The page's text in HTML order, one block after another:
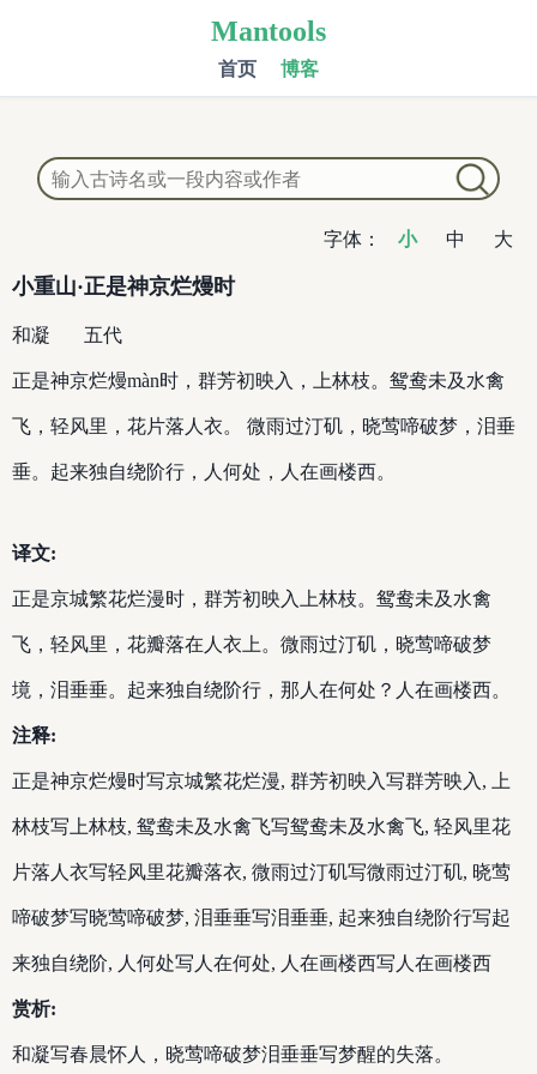
Mantools
首页 博客
字体： 小 中 大
小重山·正是神京烂熳时
和凝 五代
正是神京烂熳màn时，群芳初映入，上林枝。鸳鸯未及水禽
飞，轻风里，花片落人衣。 微雨过汀矶，晓莺啼破梦，泪垂
垂。起来独自绕阶行，人何处，人在画楼西。
译文:
正是京城繁花烂漫时，群芳初映入上林枝。鸳鸯未及水禽
飞，轻风里，花瓣落在人衣上。微雨过汀矶，晓莺啼破梦
境，泪垂垂。起来独自绕阶行，那人在何处？人在画楼西。
注释:
正是神京烂熳时写京城繁花烂漫, 群芳初映入写群芳映入, 上
林枝写上林枝, 鸳鸯未及水禽飞写鸳鸯未及水禽飞, 轻风里花
片落人衣写轻风里花瓣落衣, 微雨过汀矶写微雨过汀矶, 晓莺
啼破梦写晓莺啼破梦, 泪垂垂写泪垂垂, 起来独自绕阶行写起
来独自绕阶, 人何处写人在何处, 人在画楼西写人在画楼西
赏析:
和凝写春晨怀人，晓莺啼破梦泪垂垂写梦醒的失落。